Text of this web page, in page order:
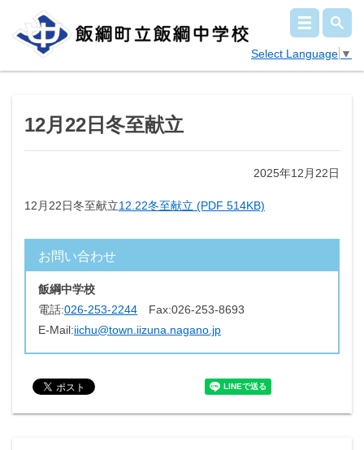
Select Language ▼
12月22日冬至献立
2025年12月22日
12月22日冬至献立12.22冬至献立 (PDF 514KB)
お問い合わせ
飯綱中学校
電話:026-253-2244 Fax:026-253-8693
E-Mail:iichu@town.iizuna.nagano.jp